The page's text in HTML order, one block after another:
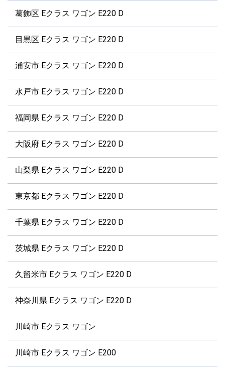
葛飾区 Eクラス ワゴン E220 D
目黒区 Eクラス ワゴン E220 D
浦安市 Eクラス ワゴン E220 D
水戸市 Eクラス ワゴン E220 D
福岡県 Eクラス ワゴン E220 D
大阪府 Eクラス ワゴン E220 D
山梨県 Eクラス ワゴン E220 D
東京都 Eクラス ワゴン E220 D
千葉県 Eクラス ワゴン E220 D
茨城県 Eクラス ワゴン E220 D
久留米市 Eクラス ワゴン E220 D
神奈川県 Eクラス ワゴン E220 D
川崎市 Eクラス ワゴン
川崎市 Eクラス ワゴン E200